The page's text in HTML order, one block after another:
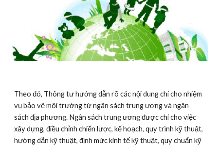
​Theo đó, Thông tư hướng dẫn rõ các nội dung chi cho nhiệm
vụ bảo vệ môi trường từ ngân sách trung ương và ngân
sách địa phương. Ngân sách trung ương được chi cho việc
xây dựng, điều chỉnh chiến lược, kế hoạch, quy trình kỹ thuật,
hướng dẫn kỹ thuật, định mức kinh tế kỹ thuật, quy chuẩn kỹ